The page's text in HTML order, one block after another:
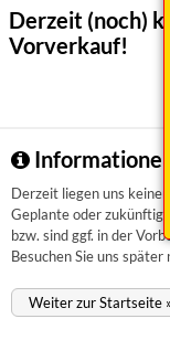
Derzeit (noch)
Vorverkauf!
Derzeit liegen uns
Geplante oder
bzw. sind ggf. in der
Besuchen Sie uns später
Weiter zur Startseite »